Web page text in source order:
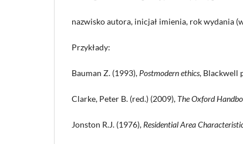
nazwisko autora, inicjał imienia, rok wydania
Przykłady:
Bauman Z. (1993), Postmodern ethics, Blackwell
Clarke, Peter B. (red.) (2009), The Oxford
Jonston R.J. (1976), Residential Area